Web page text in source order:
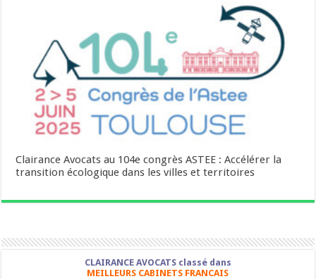
Clairance Avocats au 104e congrès ASTEE : Accélérer la
transition écologique dans les villes et territoires
CLAIRANCE AVOCATS classé dans
MEILLEURS CABINETS FRANCAIS